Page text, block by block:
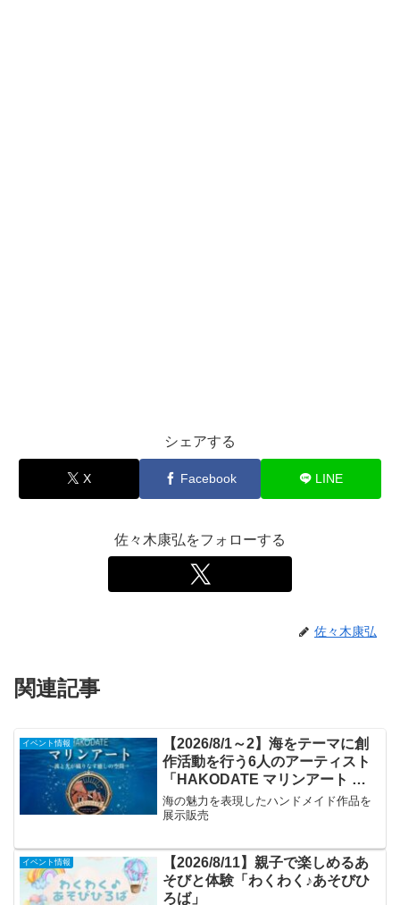
シェアする
X Facebook LINE
佐々木康弘をフォローする
佐々木康弘
関連記事
イベント情報
【2026/8/1～2】海をテーマに創
作活動を行う6人のアーティスト
「HAKODATE マリンアート ～
波と光が織りなす癒しの空間～」
海の魅力を表現したハンドメイド作品を
展示販売
イベント情報
【2026/8/11】親子で楽しめるあ
そびと体験「わくわく♪あそびひ
ろば」